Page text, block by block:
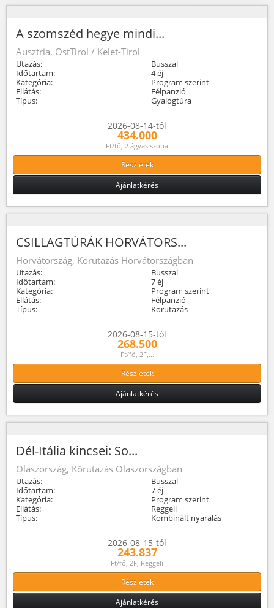
A szomszéd hegye mindi...
Ausztria, OstTirol / Kelet-Tirol
Utazás:
Busszal
Időtartam:
4 éj
Kategória:
Program szerint
Ellátás:
Félpanzió
Típus:
Gyalogtúra
2026-08-14-tól
434.000
Ft/fő, 2 ágyas szoba
Részletek
Ajánlatkérés
CSILLAGTÚRÁK HORVÁTORS...
Horvátország, Körutazás Horvátországban
Utazás:
Busszal
Időtartam:
7 éj
Kategória:
Program szerint
Ellátás:
Félpanzió
Típus:
Körutazás
2026-08-15-tól
268.500
Ft/fő, 2F,...
Részletek
Ajánlatkérés
Dél-Itália kincsei: So...
Olaszország, Körutazás Olaszországban
Utazás:
Busszal
Időtartam:
7 éj
Kategória:
Program szerint
Ellátás:
Reggeli
Típus:
Kombinált nyaralás
2026-08-15-tól
243.837
Ft/fő, 2F, Reggeli
Részletek
Ajánlatkérés